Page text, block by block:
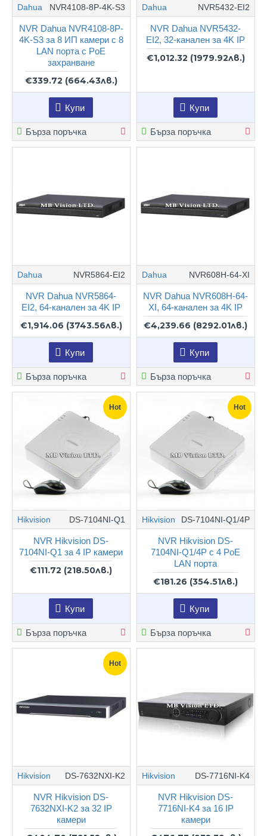
Dahua NVR4108-8P-4K-S3
NVR Dahua NVR4108-8P-
4K-S3 за 8 ИП камери с 8
LAN порта с PoE
захранване
€339.72 (664.43лв.)
Купи
Бърза поръчка
Dahua NVR5432-EI2
NVR Dahua NVR5432-
EI2, 32-канален за 4K IP
€1,012.32 (1979.92лв.)
Купи
Бърза поръчка
Dahua NVR5864-EI2
NVR Dahua NVR5864-
EI2, 64-канален за 4K IP
€1,914.06 (3743.56лв.)
Купи
Бърза поръчка
Dahua NVR608H-64-XI
NVR Dahua NVR608H-64-
XI, 64-канален за 4K IP
€4,239.66 (8292.01лв.)
Купи
Бърза поръчка
Hot
Hikvision DS-7104NI-Q1
NVR Hikvision DS-
7104NI-Q1 за 4 IP камери
€111.72 (218.50лв.)
Купи
Бърза поръчка
Hot
Hikvision DS-7104NI-Q1/4P
NVR Hikvision DS-
7104NI-Q1/4P с 4 PoE
LAN порта
€181.26 (354.51лв.)
Купи
Бърза поръчка
Hot
Hikvision DS-7632NXI-K2
NVR Hikvision DS-
7632NXI-K2 за 32 IP
камери
Hikvision DS-7716NI-K4
NVR Hikvision DS-
7716NI-K4 за 16 IP
камери